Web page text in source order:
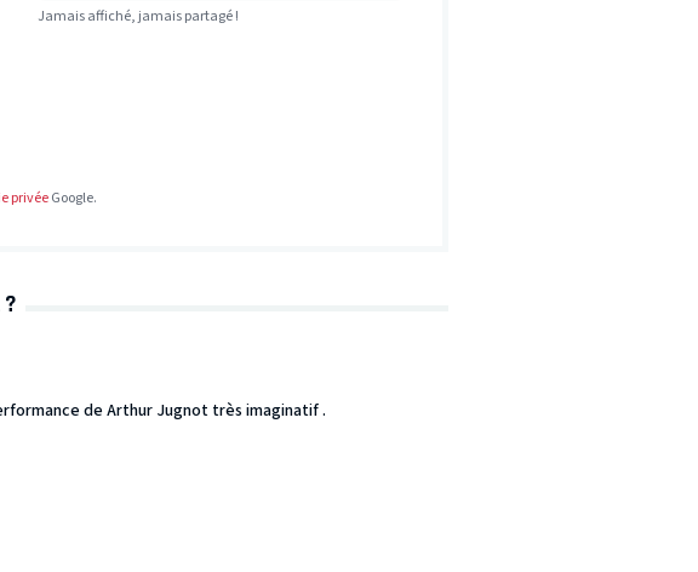
Jamais affiché, jamais partagé !
privéeGoogle.
?
de Arthur Jugnot très imaginatif .